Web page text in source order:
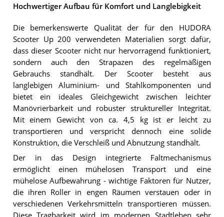
Hochwertiger Aufbau für Komfort und Langlebigkeit
Die bemerkenswerte Qualität der für den HUDORA
Scooter Up 200 verwendeten Materialien sorgt dafür,
dass dieser Scooter nicht nur hervorragend funktioniert,
sondern auch den Strapazen des regelmäßigen
Gebrauchs standhält. Der Scooter besteht aus
langlebigen Aluminium- und Stahlkomponenten und
bietet ein ideales Gleichgewicht zwischen leichter
Manövrierbarkeit und robuster struktureller Integrität.
Mit einem Gewicht von ca. 4,5 kg ist er leicht zu
transportieren und verspricht dennoch eine solide
Konstruktion, die Verschleiß und Abnutzung standhält.
Der in das Design integrierte Faltmechanismus
ermöglicht einen mühelosen Transport und eine
mühelose Aufbewahrung - wichtige Faktoren für Nutzer,
die ihren Roller in engen Räumen verstauen oder in
verschiedenen Verkehrsmitteln transportieren müssen.